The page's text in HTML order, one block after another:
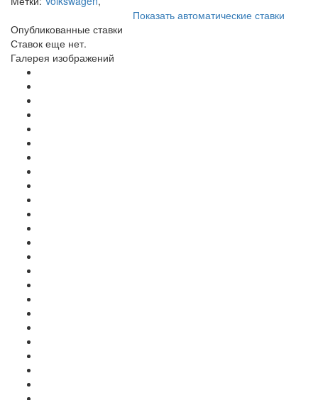
Показать автоматические ставки
Опубликованные ставки
Ставок еще нет.
Галерея изображений